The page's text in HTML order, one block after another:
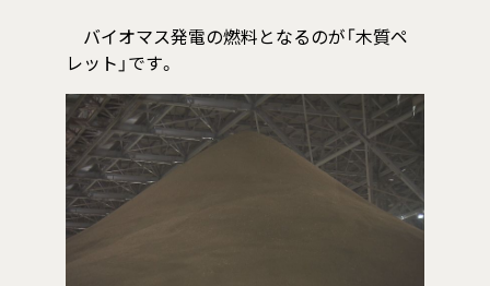
バイオマス発電の燃料となるのが「木質ペ
レット」です。